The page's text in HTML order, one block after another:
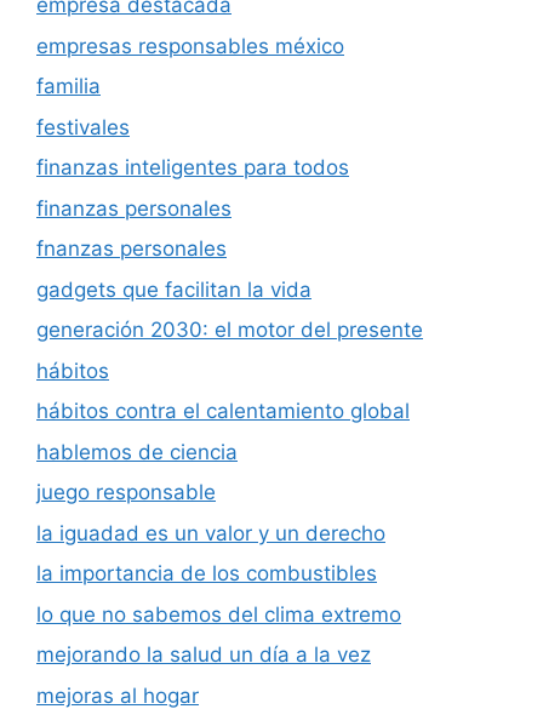
empresa destacada
empresas responsables méxico
familia
festivales
finanzas inteligentes para todos
finanzas personales
fnanzas personales
gadgets que facilitan la vida
generación 2030: el motor del presente
hábitos
hábitos contra el calentamiento global
hablemos de ciencia
juego responsable
la iguadad es un valor y un derecho
la importancia de los combustibles
lo que no sabemos del clima extremo
mejorando la salud un día a la vez
mejoras al hogar